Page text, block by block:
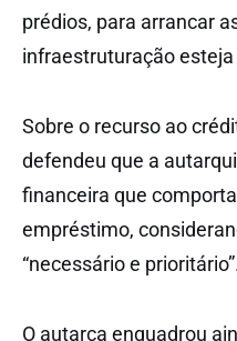
prédios, para arrancar
infraestruturação esteja
Sobre o recurso ao
defendeu que a
financeira que
empréstimo,
“necessário e
O autarca enquadrou